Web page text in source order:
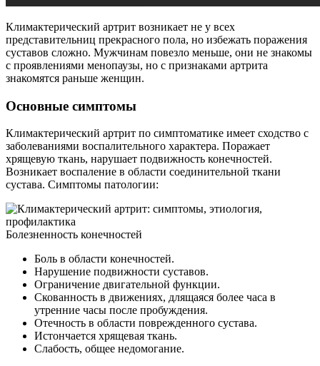
Климактерический артрит возникает не у всех
представительниц прекрасного пола, но избежать поражения
суставов сложно. Мужчинам повезло меньше, они не знакомы
с проявлениями менопаузы, но с признаками артрита
знакомятся раньше женщин.
Основные симптомы
Климактерический артрит по симптоматике имеет сходство с
заболеваниями воспалительного характера. Поражает
хрящевую ткань, нарушает подвижность конечностей.
Возникает воспаление в области соединительной ткани
сустава. Симптомы патологии:
Болезненность конечностей
Боль в области конечностей.
Нарушение подвижности суставов.
Ограничение двигательной функции.
Скованность в движениях, длящаяся более часа в
утренние часы после пробуждения.
Отечность в области поврежденного сустава.
Истончается хрящевая ткань.
Слабость, общее недомогание.